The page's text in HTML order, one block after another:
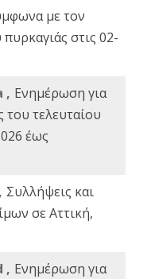
με τον
στις 02-
, Ενημέρωση για
του τελευταίου
έως
Συλλήψεις και
σε Αττική,
, Ενημέρωση για